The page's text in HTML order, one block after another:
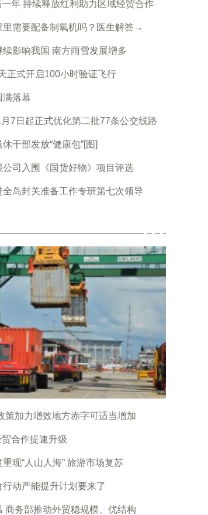
年 持续释放红利助力区域经贸合作
里需要配备制氧机吗？医生解答→
影响我国 南方雨雪发展增多
正式开启100小时验证飞行
满落幕
7日起正式优化第二批77条公交线路
干部发放“健康包”[图]
司入围《国货好物》项目评选
岛封关准备工作专班第七次领导
策加力增效地方赤字可适当增加
合作提速升级
现“人山人海” 旅游市场复苏
动产能提升计划要来了
商务部推动外贸稳规模、优结构